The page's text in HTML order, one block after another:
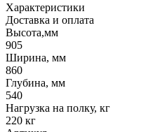
Характеристики
Доставка и оплата
Высота,мм
905
Ширина, мм
860
Глубина, мм
540
Нагрузка на полку, кг
220 кг